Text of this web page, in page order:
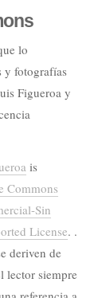
lo
y fotografías
Figueroa y
is
Commons
Sin
License. .
deriven de
lector siempre